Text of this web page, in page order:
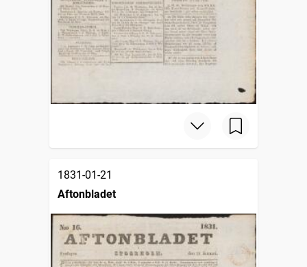
1831-01-21
Aftonbladet